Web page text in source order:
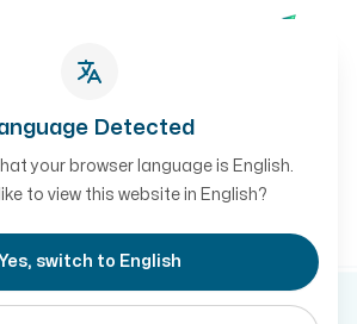
Detected
your browser language is English.
to view this website in English?
Yes, switch to English
أعمالنا
نظام إدارة مزودي الإنترنت
حل إدارة متكامل
خدمات الإنترنت